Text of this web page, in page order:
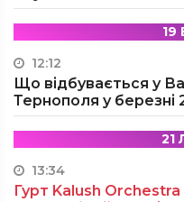
19
12:12
Що відбувається у
Тернополя у березні
21
13:34
Гурт Kalush